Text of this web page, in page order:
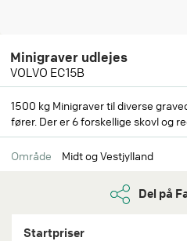
Minigraver udlejes
VOLVO EC15B
1500 kg Minigraver til diverse
fører. Der er 6 forskellige skovl og
Område Midt og Vestjylland
Del på
Startpriser